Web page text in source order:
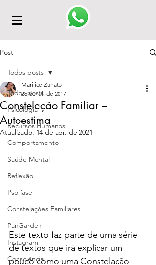
Post
Todos posts
Psicologia
Recursos Humanos
Comportamento
Saúde Mental
Reflexão
Psoríase
Constelações Familiares
PanGarden
Instagram
Consciência
Todos posts
Constelação Familiar –
Autoestima
Marilice Zanato
25 de jul. de 2017
Atualizado: 14 de abr. de 2021
Este texto faz parte de uma série
de textos que irá explicar um
pouco como uma Constelação